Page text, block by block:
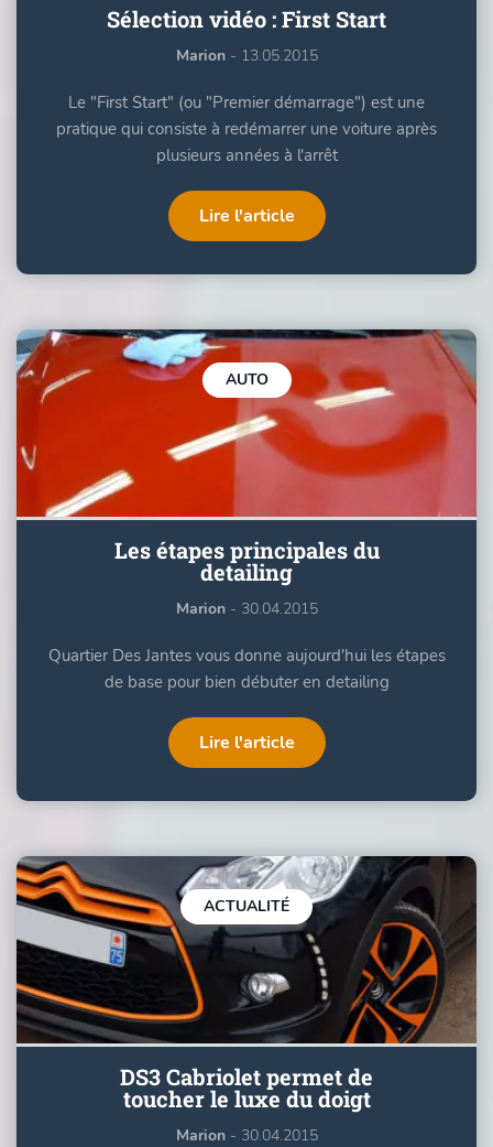
Sélection vidéo : First Start
Marion - 13.05.2015
Le "First Start" (ou "Premier démarrage") est une
pratique qui consiste à redémarrer une voiture après
plusieurs années à l'arrêt
Lire l'article
AUTO
Les étapes principales du
detailing
Marion - 30.04.2015
Quartier Des Jantes vous donne aujourd'hui les étapes
de base pour bien débuter en detailing
Lire l'article
ACTUALITÉ
DS3 Cabriolet permet de
toucher le luxe du doigt
Marion - 30.04.2015